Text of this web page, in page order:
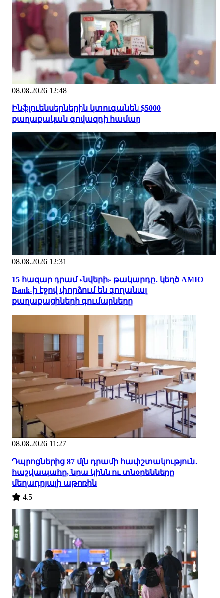
08.08.2026 12:48
Ինֆլուենսերներին կտուգանեն $5000
քաղաքական գովազդի համար
08.08.2026 12:31
15 հազար դրամ «նվերի» թակարդը․ կեղծ AMIO
Bank-ի էջով փորձում են գողանալ
քաղաքացիների գումարները
08.08.2026 11:27
Դպրոցներից 87 մլն դրամի հափշտակություն․
հաշվապահը, նրա կինն ու տնօրենները
մեղադրյալի աթոռին
4.5